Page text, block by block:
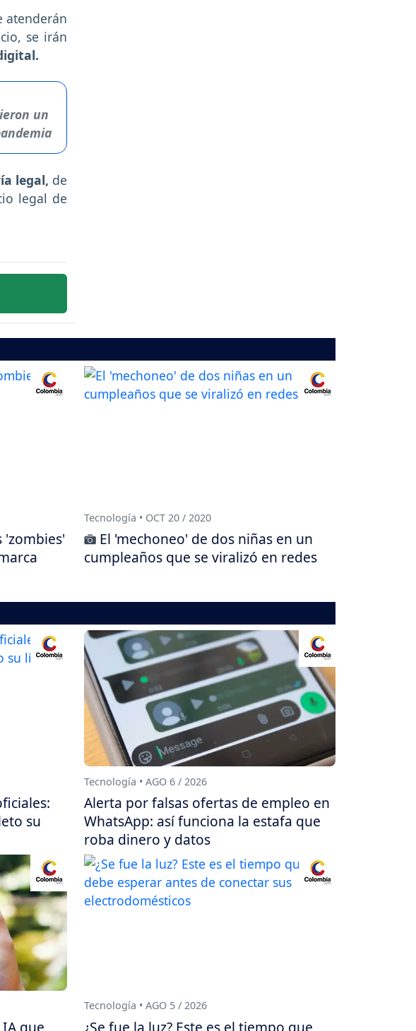
atenderán
se irán
un
legal, de
legal de
'zombies'
Tecnología • OCT 20 / 2020
El 'mechoneo' de dos niñas en un
cumpleaños que se viralizó en redes
su
Tecnología • AGO 6 / 2026
Alerta por falsas ofertas de empleo en
WhatsApp: así funciona la estafa que
roba dinero y datos
que
Tecnología • AGO 5 / 2026
¿Se fue la luz? Este es el tiempo que